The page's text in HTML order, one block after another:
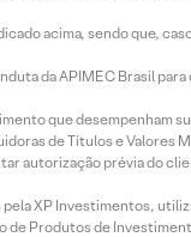
acima, sendo que,
da APIMEC Brasil
que desempenham
de Títulos e Valores
prévia do
XP Investimentos,
Produtos de